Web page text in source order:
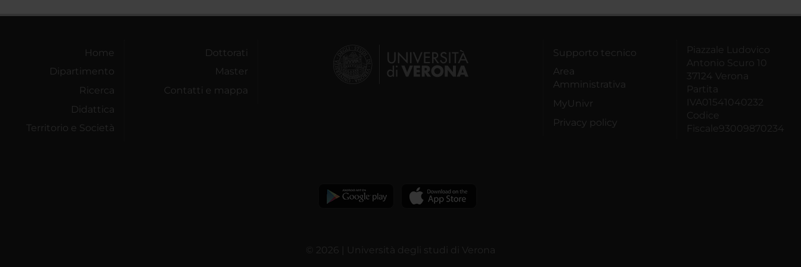
Home
Dipartimento
Ricerca
Didattica
Territorio e Società
Dottorati
Master
Contatti e mappa
Supporto tecnico
Area
Amministrativa
MyUnivr
Privacy policy
Piazzale Ludovico
Antonio Scuro 10
37124 Verona
Partita
IVA01541040232
Codice
Fiscale93009870234
© 2026 | Università degli studi di Verona